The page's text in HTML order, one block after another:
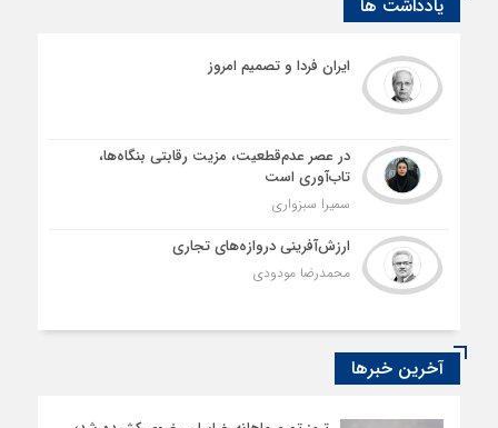
یادداشت ها
ایران فردا و تصمیم امروز
در عصر عدم‌قطعیت، مزیت رقابتی بنگاه‌ها،
تاب‌آوری است
سمیرا سبزواری
ارزش‌آفرینی دروازه‌های تجاری
محمدرضا مودودی
آخرین خبرها